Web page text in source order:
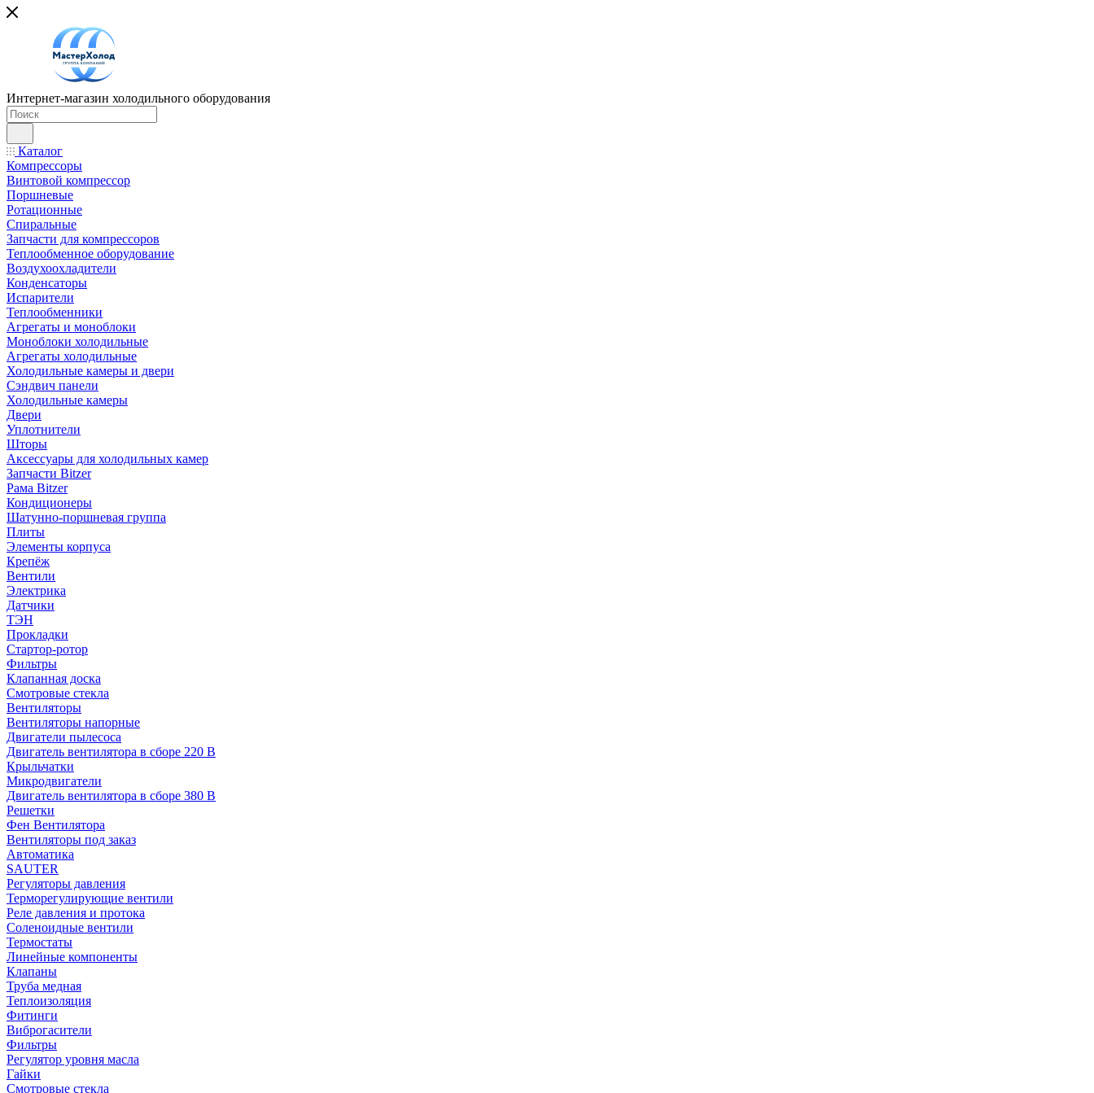
Интернет-магазин холодильного оборудования
Каталог
Компрессоры
Винтовой компрессор
Поршневые
Ротационные
Спиральные
Запчасти для компрессоров
Теплообменное оборудование
Воздухоохладители
Конденсаторы
Испарители
Теплообменники
Агрегаты и моноблоки
Моноблоки холодильные
Агрегаты холодильные
Холодильные камеры и двери
Сэндвич панели
Холодильные камеры
Двери
Уплотнители
Шторы
Аксессуары для холодильных камер
Запчасти Bitzer
Рама Bitzer
Кондиционеры
Шатунно-поршневая группа
Плиты
Элементы корпуса
Крепёж
Вентили
Электрика
Датчики
ТЭН
Прокладки
Стартор-ротор
Фильтры
Клапанная доска
Смотровые стекла
Вентиляторы
Вентиляторы напорные
Двигатели пылесоса
Двигатель вентилятора в сборе 220 В
Крыльчатки
Микродвигатели
Двигатель вентилятора в сборе 380 В
Решетки
Фен Вентилятора
Вентиляторы под заказ
Автоматика
SAUTER
Регуляторы давления
Терморегулирующие вентили
Реле давления и протока
Соленоидные вентили
Термостаты
Линейные компоненты
Клапаны
Труба медная
Теплоизоляция
Фитинги
Виброгасители
Фильтры
Регулятор уровня масла
Гайки
Смотровые стекла